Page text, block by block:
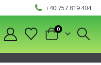
+40 757 819 404
0